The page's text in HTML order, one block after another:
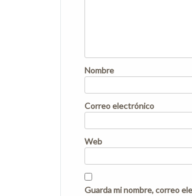
Nombre
Correo electrónico
Web
Guarda mi nombre, correo